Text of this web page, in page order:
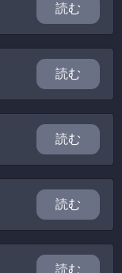
読む
読む
読む
読む
読む